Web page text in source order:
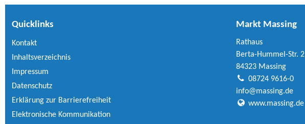
Quicklinks
Kontakt
Inhaltsverzeichnis
Impressum
Datenschutz
Erklärung zur Barrierefreiheit
Elektronische Kommunikation
Markt Massing
Rathaus
Berta-Hummel-Str. 2
84323 Massing
08724 9616-0
info@massing.de
www.massing.de